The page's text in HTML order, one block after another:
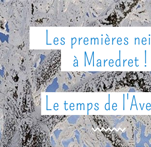
Les premières
à Maredret !
Le temps de